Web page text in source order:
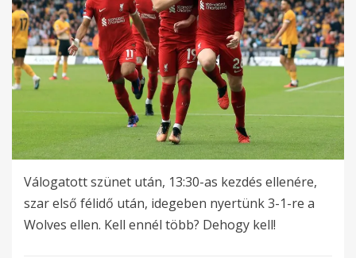
Válogatott szünet után, 13:30-as kezdés ellenére,
szar első félidő után, idegeben nyertünk 3-1-re a
Wolves ellen. Kell ennél több? Dehogy kell!